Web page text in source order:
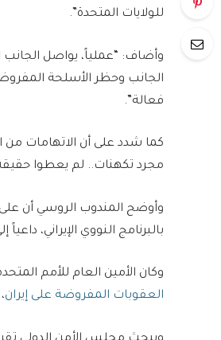
للولايات المتحدة”.
وأضاف: “عملياً، يواصل الجانب
الجانب وحظر الأسلحة
فعالة”.
كما شدد على أن الاتهامات من
مجرد تكهنات.. لم يعطوا حقيقة
وأوضح المندوب الروسي أن على
بالبرنامج النووي الإيراني،
وكان الأمين العام للأمم
العقوبات المفروضة على إيران